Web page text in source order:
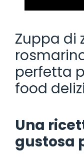
Zuppa di
perfetta
food
Una
gustosa